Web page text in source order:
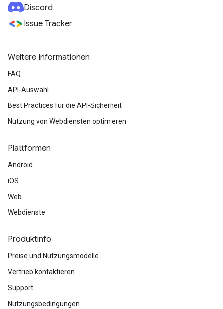
Discord
Issue Tracker
Weitere Informationen
FAQ
API-Auswahl
Best Practices für die API-Sicherheit
Nutzung von Webdiensten optimieren
Plattformen
Android
iOS
Web
Webdienste
Produktinfo
Preise und Nutzungsmodelle
Vertrieb kontaktieren
Support
Nutzungsbedingungen